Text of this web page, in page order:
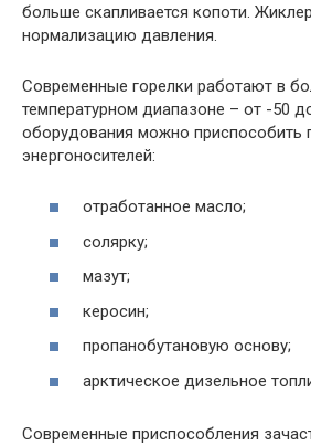
больше скапливается копоти.
нормализацию давления.
Современные горелки работают в
температурном диапазоне – от -50
оборудования можно приспособить
энергоносителей:
отработанное масло;
солярку;
мазут;
керосин;
пропанобутановую основу;
арктическое дизельное
Современные приспособления